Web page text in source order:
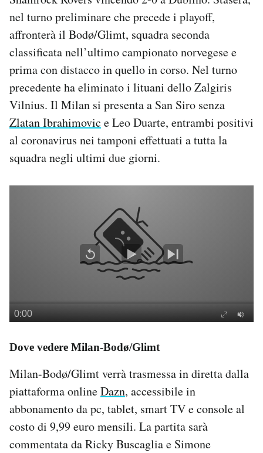
Notifiche mobile
Regala il Post
Hai bisogno di aiuto?
Esci
nel turno preliminare che precede i playoff,
affronterà il Bodø/Glimt, squadra seconda
classificata nell’ultimo campionato norvegese e
prima con distacco in quello in corso. Nel turno
precedente ha eliminato i lituani dello Zalgiris
Vilnius. Il Milan si presenta a San Siro senza
Zlatan Ibrahimovic e Leo Duarte, entrambi positivi
al coronavirus nei tamponi effettuati a tutta la
squadra negli ultimi due giorni.
Dove vedere Milan-Bodø/Glimt
Milan-Bodø/Glimt verrà trasmessa in diretta dalla
piattaforma onlineDazn, accessibile in
abbonamento da pc, tablet, smart TV e console al
costo di 9,99 euro mensili. La partita sarà
commentata da Ricky Buscaglia e Simone